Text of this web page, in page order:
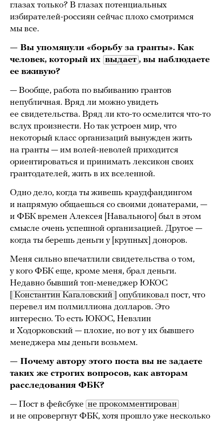
глазах только? В глазах потенциальных
избирателей-россиян сейчас плохо смотримся
мы все.
— Вы упомянули «борьбу за гранты». Как
человек, который их выдает , вы наблюдаете
ее вживую?
— Вообще, работа по выбиванию грантов
непубличная. Вряд ли можно увидеть
ее свидетельства. Вряд ли кто-то осмелится что-то
вслух произнести. Но так устроен мир, что
некоторый класс организаций вынужден жить
на гранты — им волей-неволей приходится
ориентироваться и принимать лексикон своих
грантодателей, жить в их вселенной.
Одно дело, когда ты живешь краудфандингом
и напрямую общаешься со своими донатерами, —
и ФБК времен Алексея [Навального] был в этом
смысле очень успешной организацией. Другое —
когда ты берешь деньги у [крупных] доноров.
Меня сильно впечатлили свидетельства о том,
у кого ФБК еще, кроме меня, брал деньги.
Недавно бывший топ-менеджер ЮКОС
Константин Кагаловский опубликовал пост, что
перевел им полмиллиона долларов. Это
интересно. То есть ЮКОС, Невзлин
и Ходорковский — плохие, но вот у их бывшего
менеджера мы деньги возьмем.
— Почему автору этого поста вы не задаете
таких же строгих вопросов, как авторам
расследования ФБК?
— Пост в фейсбуке не прокомментирован
и не опровергнут ФБК, хотя прошло уже несколько